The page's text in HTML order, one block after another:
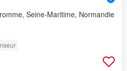
Seine-Maritime, Normandie